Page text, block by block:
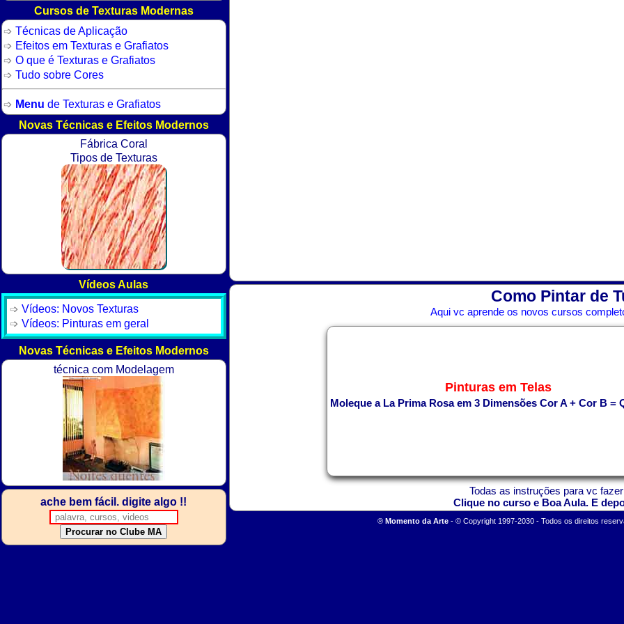
Como Pintar de
Aqui vc aprende os novos cursos
Pinturas em Telas
Moleque a La Prima Rosa em 3 Dimensões Cor A + Cor B =
Todas as instruções para vc
Clique no curso e Boa Aula. E
® Momento da Arte -© Copyright 1997-2030 - Todos os direitos
Cursos de Texturas Modernas
Técnicas de Aplicação
Efeitos em Texturas e Grafiatos
O que é Texturas e Grafiatos
Tudo sobre Cores
Menu de Texturas e Grafiatos
Novas Técnicas e Efeitos Modernos
Fábrica Coral
Tipos de Texturas
Vídeos Aulas
Vídeos: Novos Texturas
Vídeos: Pinturas em geral
Novas Técnicas e Efeitos Modernos
técnica com Modelagem
ache bem fácil. digite algo !!
Procurar no Clube MA